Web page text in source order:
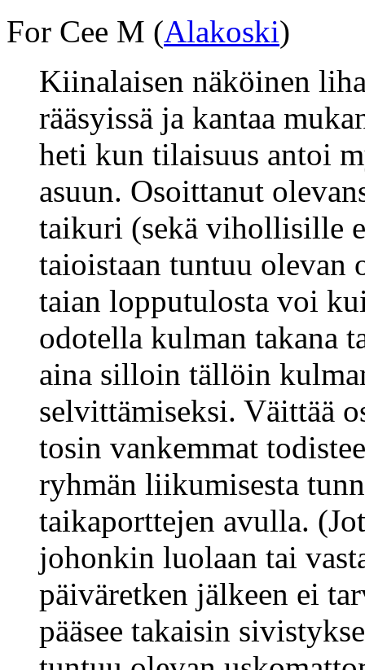
For Cee M (Alakoski)
Kiinalaisen näköinen
rääsyissä ja kantaa
heti kun tilaisuus antoi
asuun. Osoittanut
taikuri (sekä vihollisille
taioistaan tuntuu olevan
taian lopputulosta voi
odotella kulman takana
aina silloin tällöin
selvittämiseksi. Väittää
tosin vankemmat
ryhmän liikumisesta
taikaporttejen avulla.
johonkin luolaan tai
päiväretken jälkeen ei
pääsee takaisin